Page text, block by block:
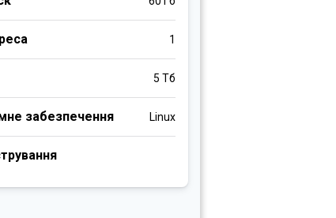
1
5 Тб
забезпечення Linux